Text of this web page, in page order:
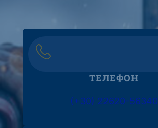
ТЕЛЕФОН
(+30) 22620-56340